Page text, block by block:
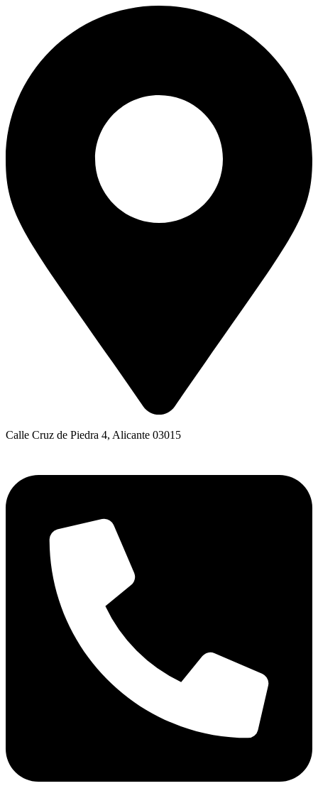
Calle Cruz de Piedra 4, Alicante 03015